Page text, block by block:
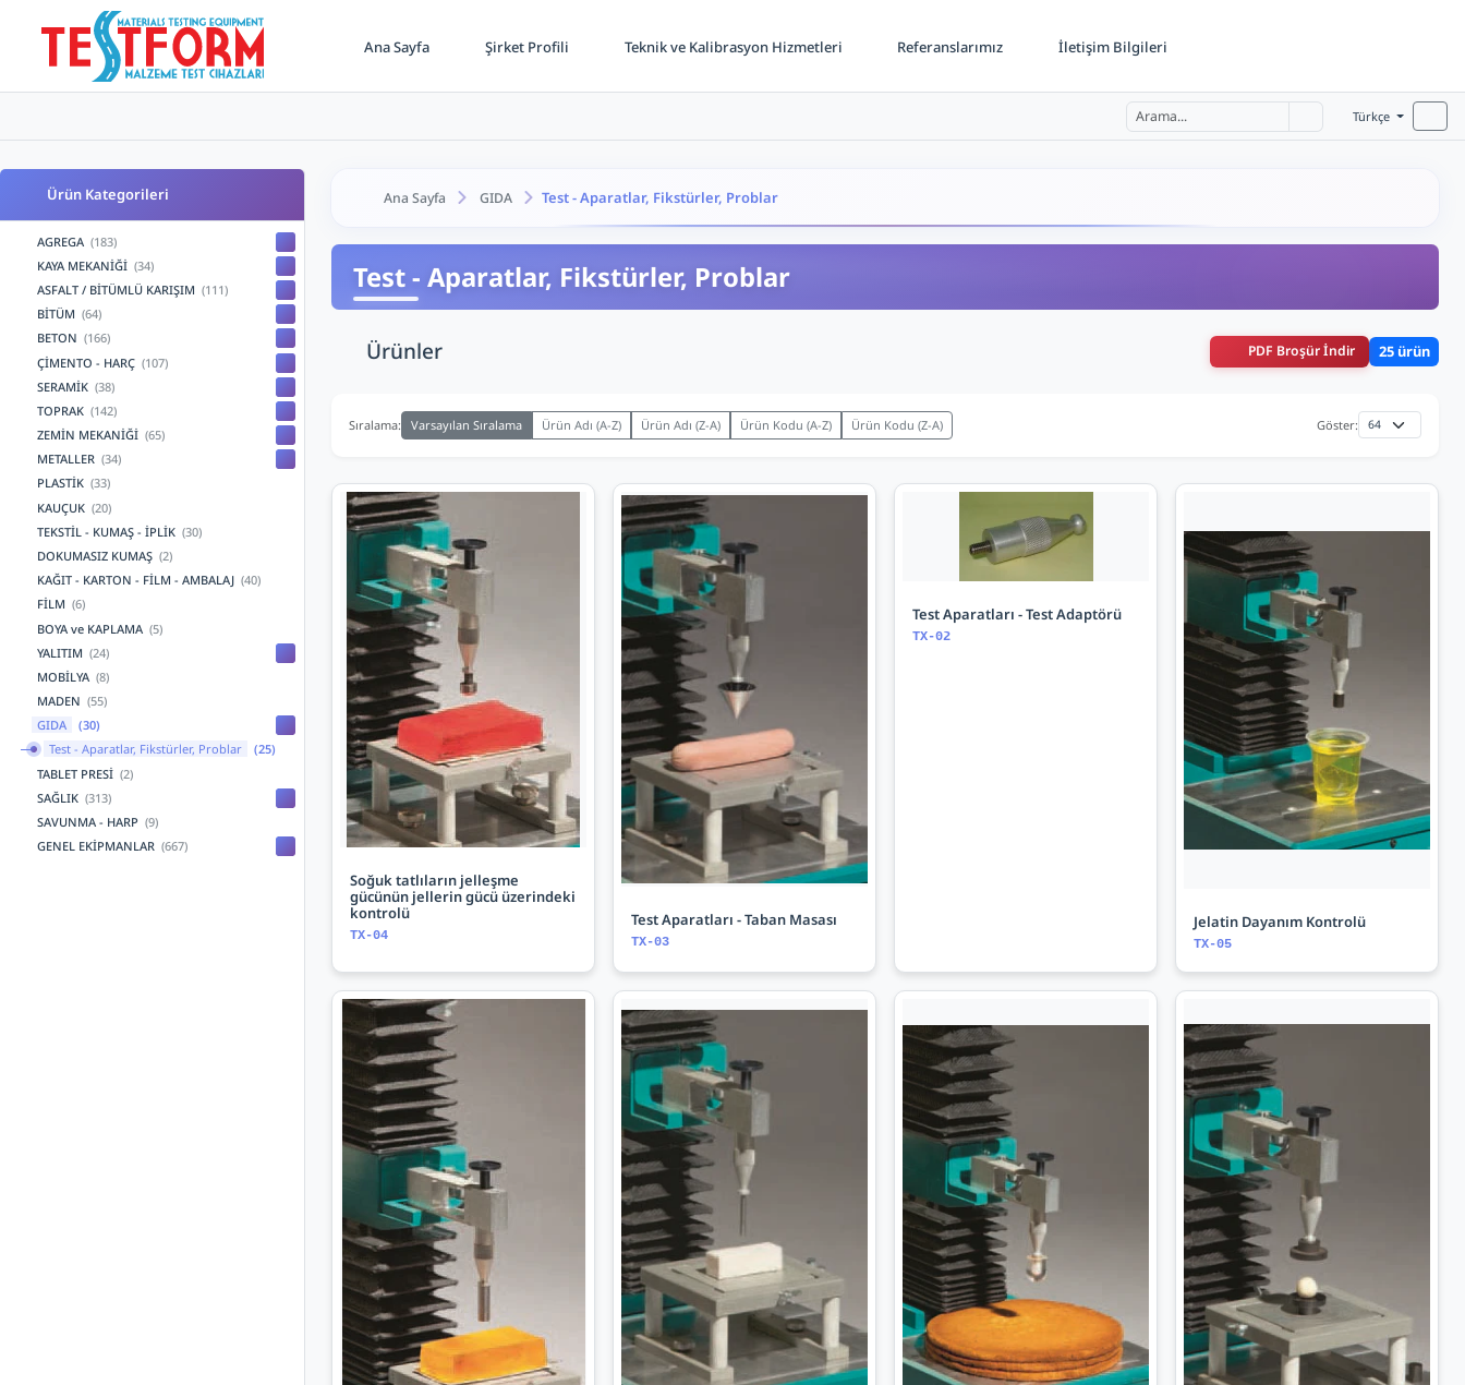
Ana Sayfa Şirket Profili Teknik ve Kalibrasyon Hizmetleri Referanslarımız İletişim Bilgileri
Türkçe
Ürün Kategorileri
AGREGA (183)
KAYA MEKANİĞİ (34)
ASFALT / BİTÜMLÜ KARIŞIM (111)
BİTÜM (64)
BETON (166)
ÇİMENTO - HARÇ (107)
SERAMİK (38)
TOPRAK (142)
ZEMİN MEKANİĞİ (65)
METALLER (34)
PLASTİK (33)
KAUÇUK (20)
TEKSTİL - KUMAŞ - İPLİK (30)
DOKUMASIZ KUMAŞ (2)
KAĞIT - KARTON - FİLM - AMBALAJ (40)
FİLM (6)
BOYA ve KAPLAMA (5)
YALITIM (24)
MOBİLYA (8)
MADEN (55)
GIDA
(30)
Test - Aparatlar, Fikstürler, Problar
(25)
TABLET PRESİ (2)
SAĞLIK (313)
SAVUNMA - HARP (9)
GENEL EKİPMANLAR (667)
Ana Sayfa GIDA Test - Aparatlar, Fikstürler, Problar
Test - Aparatlar, Fikstürler, Problar
Ürünler PDF Broşür İndir 25 ürün
Sıralama: Varsayılan Sıralama Ürün Adı (A-Z) Ürün Adı (Z-A) Ürün Kodu (A-Z) Ürün Kodu (Z-A) Göster:
Soğuk tatlıların jelleşme
gücünün jellerin gücü üzerindeki
kontrolü
TX-04
Test Aparatları - Taban Masası
TX-03
Test Aparatları - Test Adaptörü
TX-02
Jelatin Dayanım Kontrolü
TX-05